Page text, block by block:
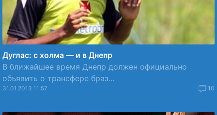
Дуглас: с холма — и в Днепр
В ближайшее время Днепр должен официально
объявить о трансфере браз...
31.01.2013 11:57 10